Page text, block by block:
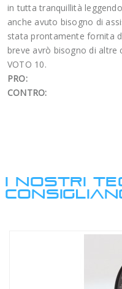
in tutta tranquillità
anche avuto bisogno di
stata prontamente fornita
breve avrò bisogno di altre
VOTO 10.
PRO:
CONTRO:
I NOSTRI